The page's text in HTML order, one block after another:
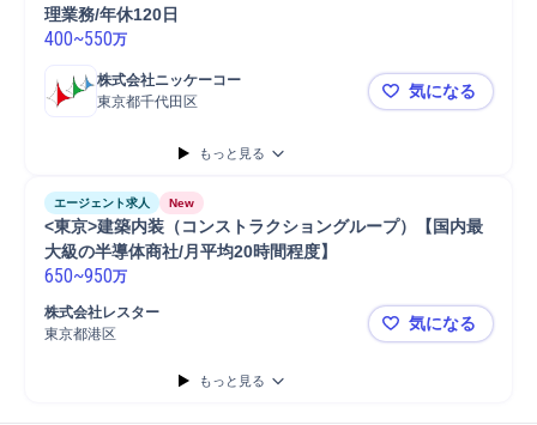
理業務/年休120日
400~550万
株式会社ニッケーコー
東京都千代田区
【千代田区/
気になる
もっと見る
エージェント求人 New
<東京>建築内装（コンストラクショングループ）【国内最
大級の半導体商社/月平均20時間程度】
650~950万
株式会社レスター
東京都港区
<東京>建築
気になる
もっと見る